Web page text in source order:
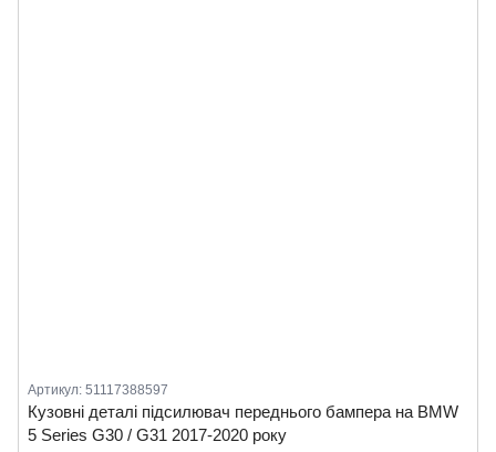
Артикул: 51117388597
Кузовні деталі підсилювач переднього бампера на BMW
5 Series G30 / G31 2017-2020 року